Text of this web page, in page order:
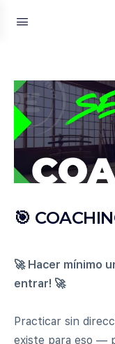
🎯
🚀 Hacer mínimo
entrar! 🚀
Practicar sin
existe para eso —